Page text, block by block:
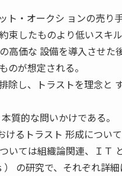
ト・オークシ ョンの売り
束したものより低いスキ
高価な 設備を導入させた
のが想定される。
除し、トラストを理念と
質的な問いかけである。
けるトラスト 形成につい
いては組織論関連、ＩＴ
の研究で、それぞれ詳細